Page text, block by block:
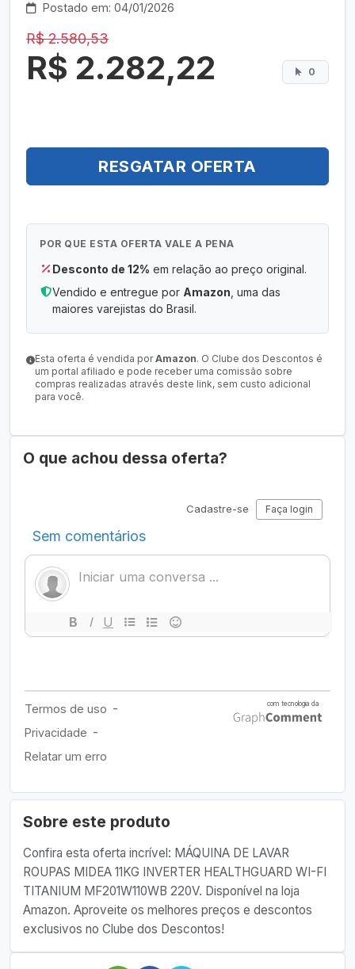
Postado em: 04/01/2026
R$ 2.580,53
R$ 2.282,22 0
RESGATAR OFERTA
POR QUE ESTA OFERTA VALE A PENA
Desconto de 12% em relação ao preço original.
Vendido e entregue por Amazon , uma das
maiores varejistas do Brasil.
Esta oferta é vendida porAmazon. O Clube dos Descontos é
um portal afiliado e pode receber uma comissão sobre
compras realizadas através deste link, sem custo adicional
para você.
Sobre este produto
Confira esta oferta incrível: MÁQUINA DE LAVAR
ROUPAS MIDEA 11KG INVERTER HEALTHGUARD WI-FI
TITANIUM MF201W110WB 220V. Disponível na loja
Amazon. Aproveite os melhores preços e descontos
exclusivos no Clube dos Descontos!
O que achou dessa oferta?